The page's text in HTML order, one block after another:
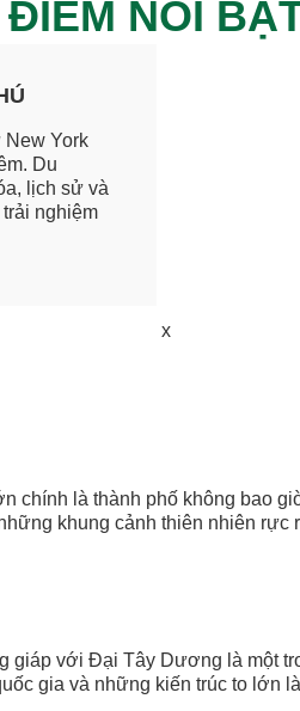
ĐIỂM NỔI
York
Du
lịch sử và
nghiệm
chính là thành phố không bao
khung cảnh thiên nhiên
giáp với Ðại Tây Dương là một
gia và những kiến trúc to lớn